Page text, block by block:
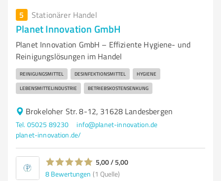
5 Stationärer Handel
Planet Innovation GmbH
Planet Innovation GmbH – Effiziente Hygiene- und
Reinigungslösungen im Handel
REINIGUNGSMITTEL DESINFEKTIONSMITTEL HYGIENE
LEBENSMITTELINDUSTRIE BETRIEBSKOSTENSENKUNG
Brokeloher Str. 8-12, 31628 Landesbergen
Tel. 05025 89230
info@planet-innovation.de
planet-innovation.de/
5,00 / 5,00
8 Bewertungen (1 Quelle)